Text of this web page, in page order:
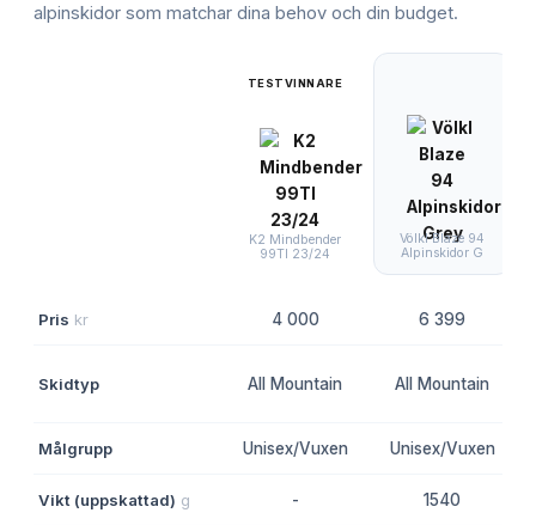
alpinskidor som matchar dina behov och din budget.
TESTVINNARE
K2 Mindbender
99TI 23/24
Völkl Blaze 94
Alpinskidor G
Pris kr 4 000 6 399
Skidtyp All Mountain All Mountain
Målgrupp Unisex/Vuxen Unisex/Vuxen
Vikt (uppskattad) g - 1540